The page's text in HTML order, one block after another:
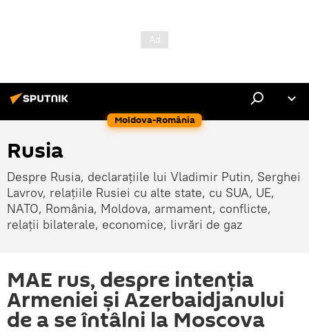
Moldova-România
Rusia
Despre Rusia, declarațiile lui Vladimir Putin, Serghei
Lavrov, relațiile Rusiei cu alte state, cu SUA, UE,
NATO, România, Moldova, armament, conflicte,
relații bilaterale, economice, livrări de gaz
MAE rus, despre intenția
Armeniei și Azerbaidjanului
de a se întâlni la Moscova